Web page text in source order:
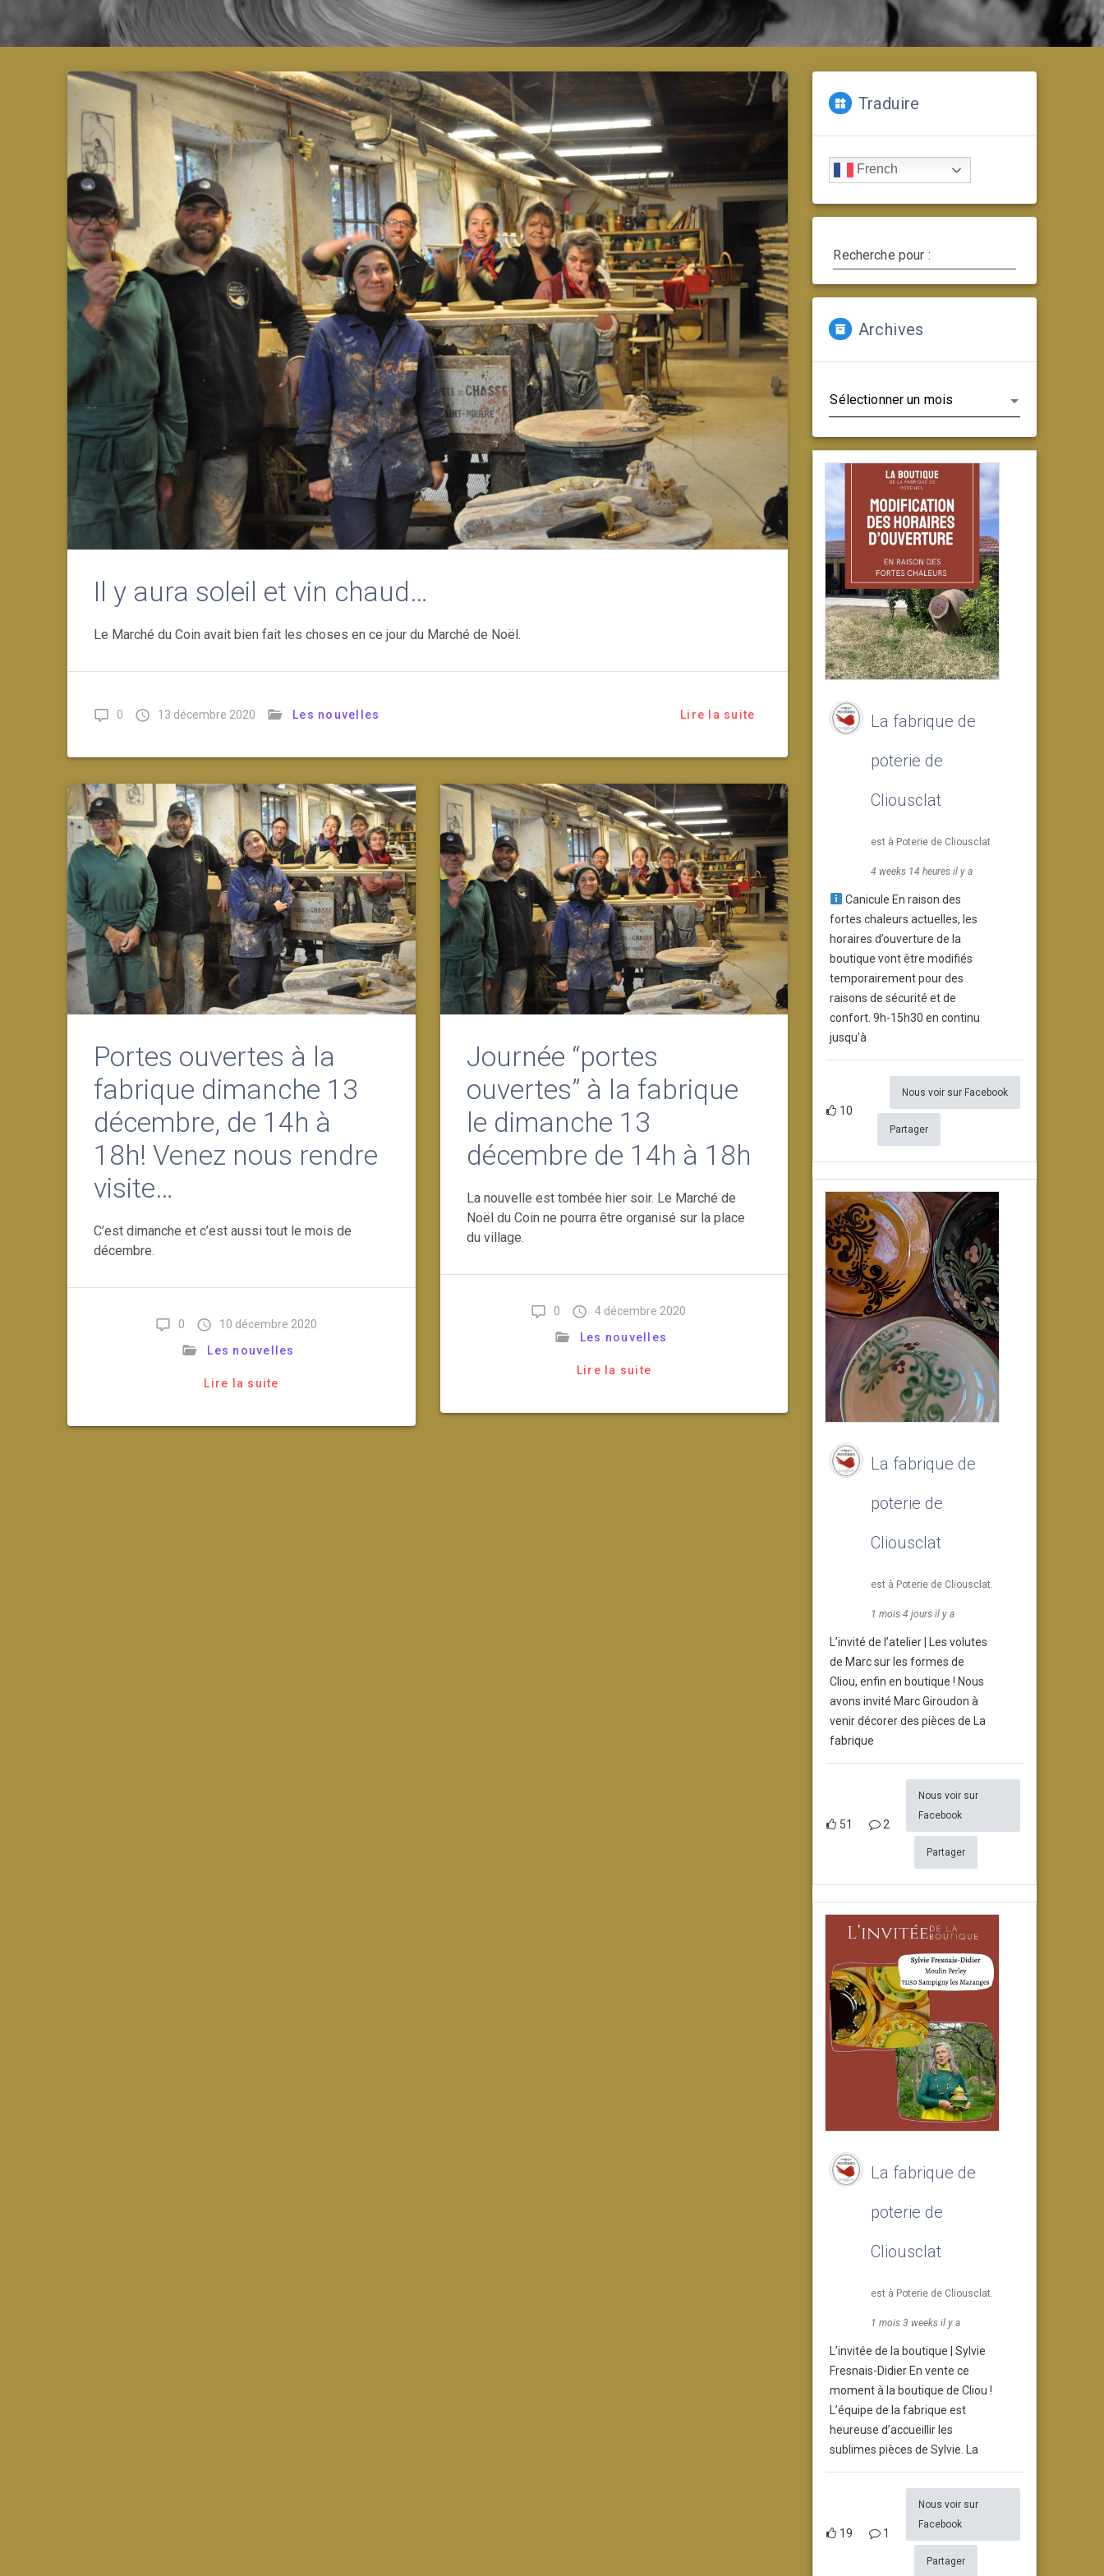
Il y aura soleil et vin chaud…
Le Marché du Coin avait bien fait les choses en ce jour du Marché de Noël.
0 13 décembre 2020 Les nouvelles Lire la suite
Portes ouvertes à la
fabrique dimanche 13
décembre, de 14h à
18h! Venez nous rendre
visite…
C’est dimanche et c’est aussi tout le mois de
décembre.
0
10 décembre 2020
Les nouvelles
Lire la suite
Journée “portes
ouvertes” à la fabrique
le dimanche 13
décembre de 14h à 18h
La nouvelle est tombée hier soir. Le Marché de
Noël du Coin ne pourra être organisé sur la place
du village.
0
4 décembre 2020
Les nouvelles
Lire la suite
Traduire
French
Recherche pour :
Archives
La fabrique de
poterie de
Cliousclat
est à Poterie de Cliousclat.
4 weeks 14 heures il y a
Canicule En raison des
fortes chaleurs actuelles, les
horaires d’ouverture de la
boutique vont être modifiés
temporairement pour des
raisons de sécurité et de
confort. 9h-15h30 en continu
jusqu’à
10
Nous voir sur Facebook
Partager
La fabrique de
poterie de
Cliousclat
est à Poterie de Cliousclat.
1 mois 4 jours il y a
L’invité de l’atelier | Les volutes
de Marc sur les formes de
Cliou, enfin en boutique ! Nous
avons invité Marc Giroudon à
venir décorer des pièces de La
fabrique
51 2
Nous voir sur
Facebook
Partager
La fabrique de
poterie de
Cliousclat
est à Poterie de Cliousclat.
1 mois 3 weeks il y a
L’invitée de la boutique | Sylvie
Fresnais-Didier En vente ce
moment à la boutique de Cliou !
L’équipe de la fabrique est
heureuse d’accueillir les
sublimes pièces de Sylvie. La
19 1
Nous voir sur
Facebook
Partager